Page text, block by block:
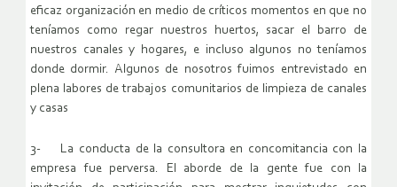
eficaz organización en medio de críticos momentos en que no
teníamos como regar nuestros huertos, sacar el barro de
nuestros canales y hogares, e incluso algunos no teníamos
donde dormir. Algunos de nosotros fuimos entrevistado en
plena labores de trabajos comunitarios de limpieza de canales
y casas
3- La conducta de la consultora en concomitancia con la
empresa fue perversa. El aborde de la gente fue con la